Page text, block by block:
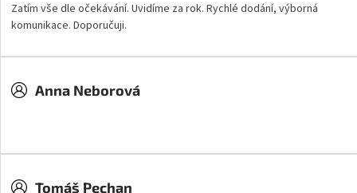
Zatím vše dle očekávání. Uvidíme za rok. Rychlé dodání, výborná
komunikace. Doporučuji.
Anna Neborová
Tomáš Pechan